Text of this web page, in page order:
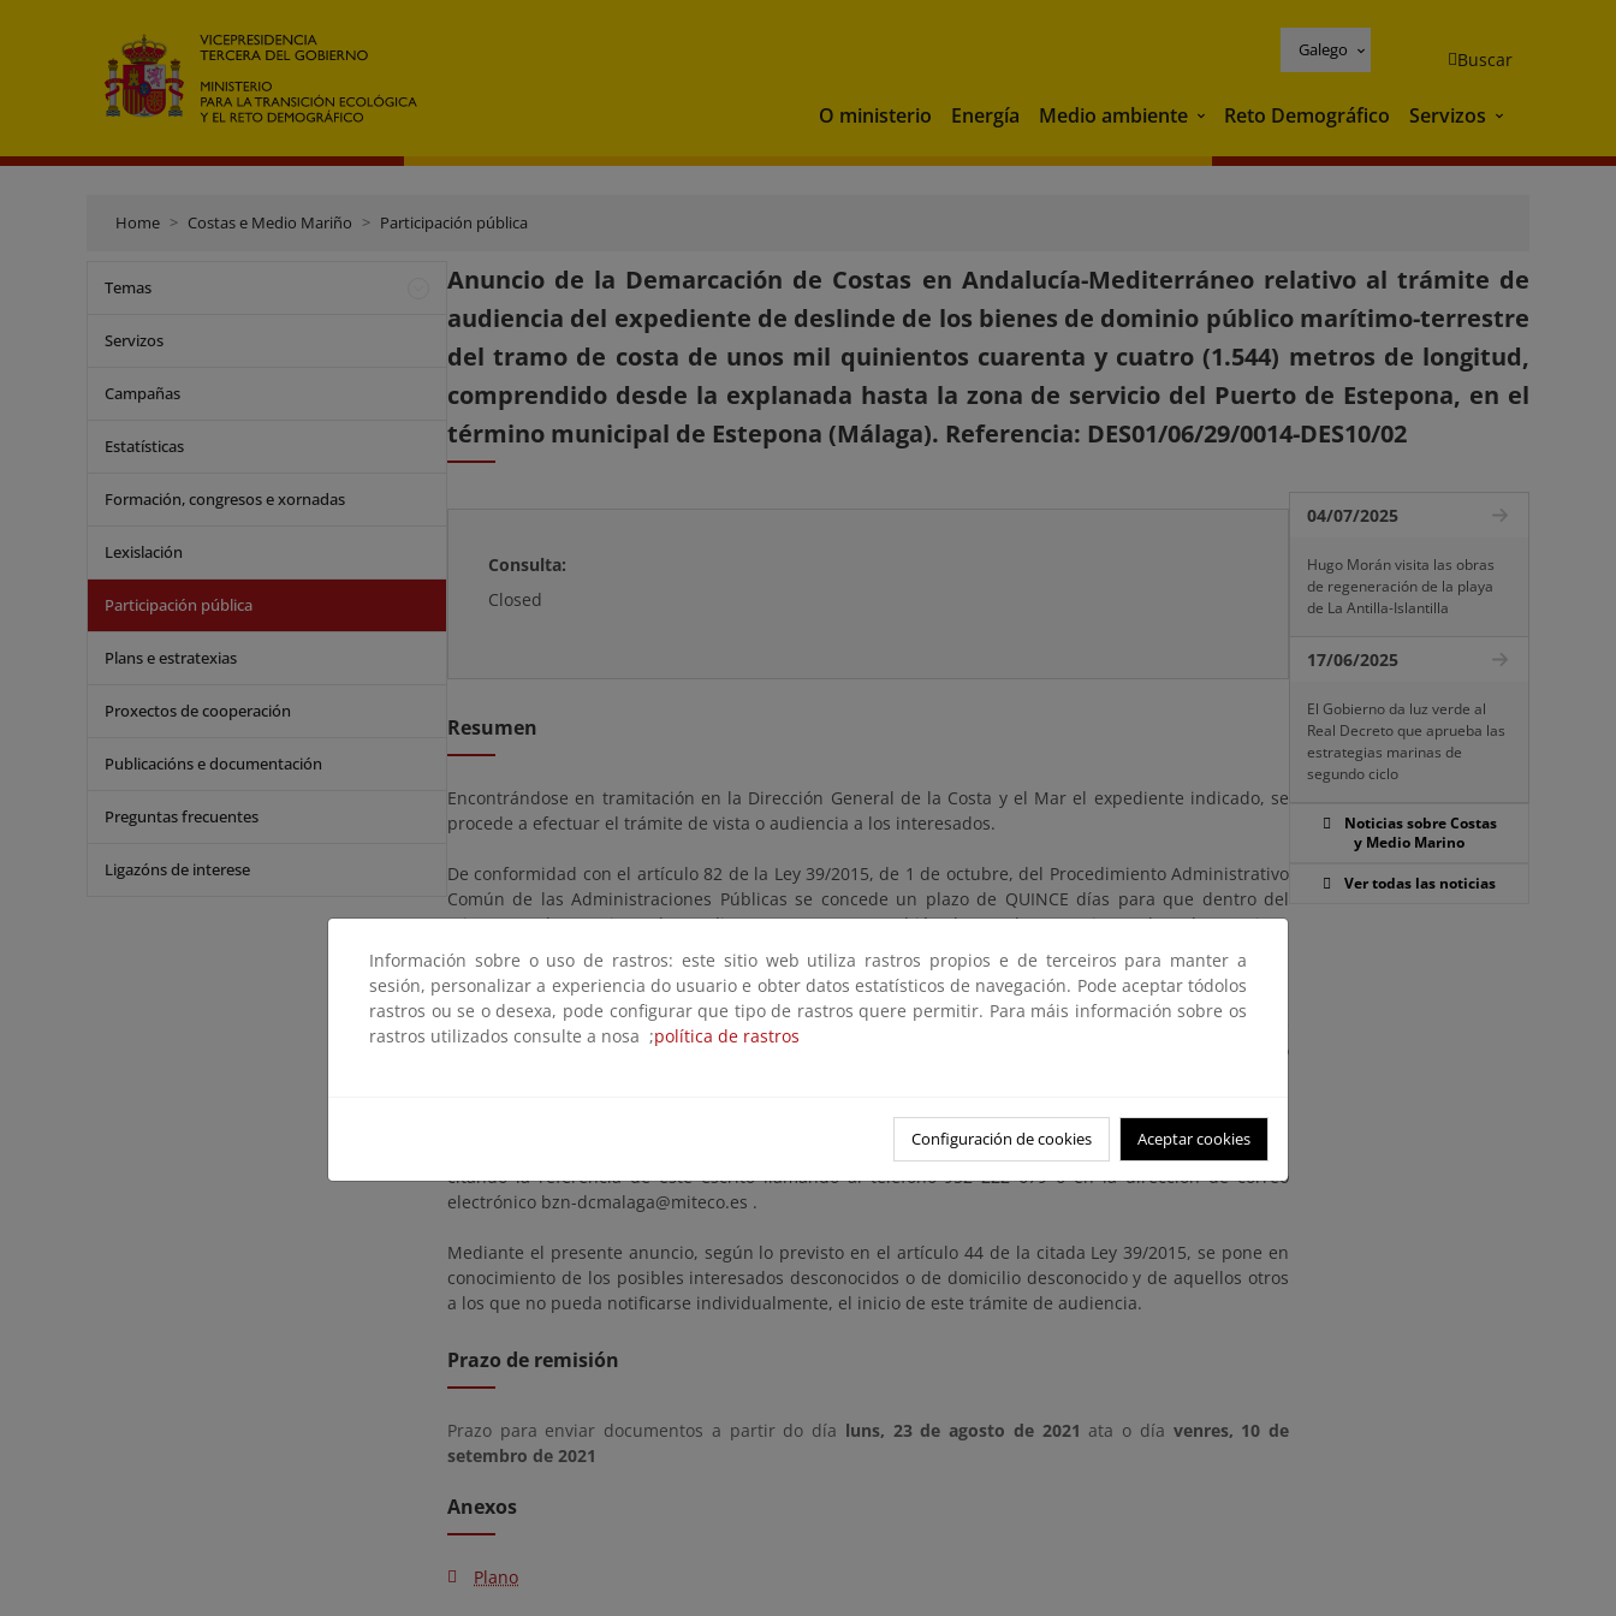
Galego Buscar
O ministerio Energía Medio ambiente Medio ambiente
Reto Demográfico Servizos Servizos
Home Costas e Medio Mariño Participación pública
Temas
Servizos
Campañas
Estatísticas
Formación, congresos e xornadas
Lexislación
Participación pública
Plans e estratexias
Proxectos de cooperación
Publicacións e documentación
Preguntas frecuentes
Ligazóns de interese
Anuncio de la Demarcación de Costas en Andalucía-Mediterráneo relativo al trámite de
audiencia del expediente de deslinde de los bienes de dominio público marítimo-terrestre
del tramo de costa de unos mil quinientos cuarenta y cuatro (1.544) metros de longitud,
comprendido desde la explanada hasta la zona de servicio del Puerto de Estepona, en el
término municipal de Estepona (Málaga). Referencia: DES01/06/29/0014-DES10/02
Consulta:
Closed
Resumen
Encontrándose en tramitación en la Dirección General de la Costa y el Mar el expediente indicado, se
procede a efectuar el trámite de vista o audiencia a los interesados.
De conformidad con el artículo 82 de la Ley 39/2015, de 1 de octubre, del Procedimiento Administrativo
Común de las Administraciones Públicas se concede un plazo de QUINCE días para que dentro del
mismo pueda examinar el expediente y presentar, también dentro de este mismo plazo, los escritos,
documentos y pruebas que estime conveniente.
El expediente se hallará en la Subdirección General del Dominio Público Marítimo-Terrestre de esta
Dirección General de la Costa y el Mar (Plaza San Juan de la Cruz 10, Madrid, Despacho C-813). Se
deberá concertar cita con este fin, citando la referencia de este escrito en la dirección de correo
Una copia del expediente podrá ser examinada en la Demarcación de Costas de Andalucía-
Mediterráneo en Málaga (Paseo de la Farola, nº 7, Málaga). Se deberá concertar cita con este fin,
citando la referencia de este escrito llamando al teléfono 952 222 679 o en la dirección de correo
electrónico bzn-dcmalaga@miteco.es .
Mediante el presente anuncio, según lo previsto en el artículo 44 de la citada Ley 39/2015, se pone en
conocimiento de los posibles interesados desconocidos o de domicilio desconocido y de aquellos otros
a los que no pueda notificarse individualmente, el inicio de este trámite de audiencia.
Prazo de remisión
Prazo para enviar documentos a partir do día luns, 23 de agosto de 2021 ata o día venres, 10 de
setembro de 2021
Anexos
Plano
04/07/2025
Hugo Morán visita las obras
de regeneración de la playa
de La Antilla-Islantilla
17/06/2025
El Gobierno da luz verde al
Real Decreto que aprueba las
estrategias marinas de
segundo ciclo
Noticias sobre Costas
y Medio Marino
Ver todas las noticias
Información sobre o uso de rastros: este sitio web utiliza rastros propios e de terceiros para manter a
sesión, personalizar a experiencia do usuario e obter datos estatísticos de navegación. Pode aceptar tódolos
rastros ou se o desexa, pode configurar que tipo de rastros quere permitir. Para máis información sobre os
rastros utilizados consulte a nosa ;política de rastros
Configuración de cookies Aceptar cookies